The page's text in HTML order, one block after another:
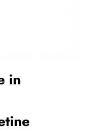
in